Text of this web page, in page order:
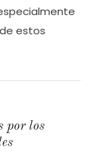
estos
por los